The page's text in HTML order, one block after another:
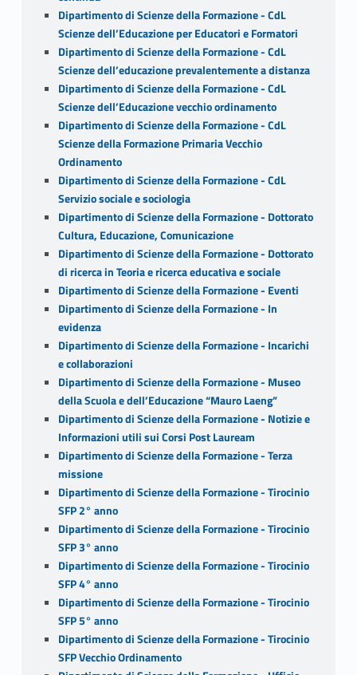
Dipartimento di Scienze della Formazione - CdL
Scienze dell’Educazione per Educatori e Formatori
Dipartimento di Scienze della Formazione - CdL
Scienze dell’educazione prevalentemente a distanza
Dipartimento di Scienze della Formazione - CdL
Scienze dell’Educazione vecchio ordinamento
Dipartimento di Scienze della Formazione - CdL
Scienze della Formazione Primaria Vecchio
Ordinamento
Dipartimento di Scienze della Formazione - CdL
Servizio sociale e sociologia
Dipartimento di Scienze della Formazione - Dottorato
Cultura, Educazione, Comunicazione
Dipartimento di Scienze della Formazione - Dottorato
di ricerca in Teoria e ricerca educativa e sociale
Dipartimento di Scienze della Formazione - Eventi
Dipartimento di Scienze della Formazione - In
evidenza
Dipartimento di Scienze della Formazione - Incarichi
e collaborazioni
Dipartimento di Scienze della Formazione - Museo
della Scuola e dell’Educazione “Mauro Laeng”
Dipartimento di Scienze della Formazione - Notizie e
Informazioni utili sui Corsi Post Lauream
Dipartimento di Scienze della Formazione - Terza
missione
Dipartimento di Scienze della Formazione - Tirocinio
SFP 2° anno
Dipartimento di Scienze della Formazione - Tirocinio
SFP 3° anno
Dipartimento di Scienze della Formazione - Tirocinio
SFP 4° anno
Dipartimento di Scienze della Formazione - Tirocinio
SFP 5° anno
Dipartimento di Scienze della Formazione - Tirocinio
SFP Vecchio Ordinamento